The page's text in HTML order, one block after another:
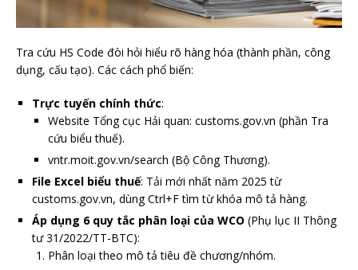
Tra cứu HS Code đòi hỏi hiểu rõ hàng hóa (thành phần, công
dụng, cấu tạo). Các cách phổ biến:
Trực tuyến chính thức:
Website Tổng cục Hải quan: customs.gov.vn (phần Tra
cứu biểu thuế).
vntr.moit.gov.vn/search (Bộ Công Thương).
File Excel biểu thuế: Tải mới nhất năm 2025 từ
customs.gov.vn, dùng Ctrl+F tìm từ khóa mô tả hàng.
Áp dụng 6 quy tắc phân loại của WCO (Phụ lục II Thông
tư 31/2022/TT-BTC):
Phân loại theo mô tả tiêu đề chương/nhóm.